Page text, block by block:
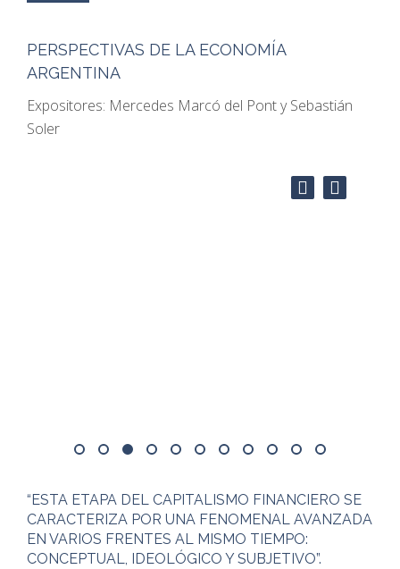
PERSPECTIVAS DE LA ECONOMÍA
ARGENTINA
Expositores: Mercedes Marcó del Pont y Sebastián
Soler
02 03 04 05 06 07 08 09 10 11 12
“ESTA ETAPA DEL CAPITALISMO FINANCIERO SE
CARACTERIZA POR UNA FENOMENAL AVANZADA
EN VARIOS FRENTES AL MISMO TIEMPO:
CONCEPTUAL, IDEOLÓGICO Y SUBJETIVO”.